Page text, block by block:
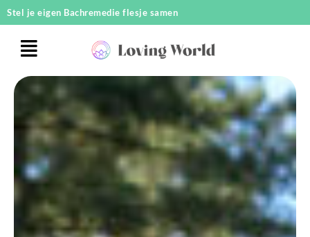
Ga
naar
inhoud
Stel je eigen Bachremedie flesje samen